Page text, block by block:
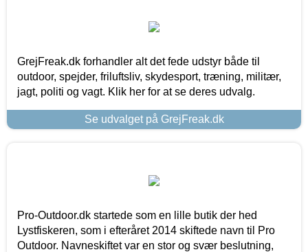
GrejFreak.dk forhandler alt det fede udstyr både til
outdoor, spejder, friluftsliv, skydesport, træning, militær,
jagt, politi og vagt. Klik her for at se deres udvalg.
Se udvalget på GrejFreak.dk
Pro-Outdoor.dk startede som en lille butik der hed
Lystfiskeren, som i efteråret 2014 skiftede navn til Pro
Outdoor. Navneskiftet var en stor og svær beslutning,